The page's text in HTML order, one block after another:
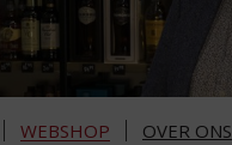
WEBSHOP OVER ONS